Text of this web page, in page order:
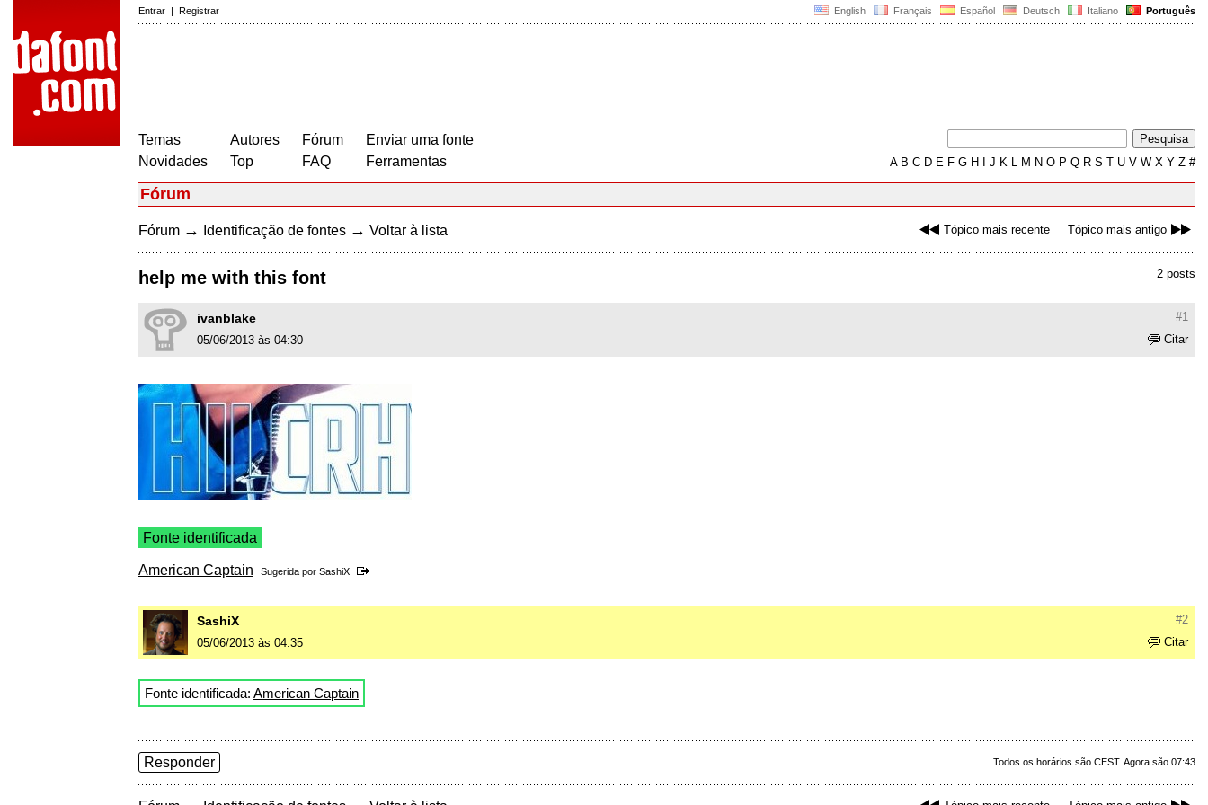
English Français Español Deutsch Italiano Português
Entrar | Registrar
Temas
Novidades
Autores
Top
Fórum
FAQ
Enviar uma fonte
Ferramentas
AB C D E F G H J K L M N O P Q R S T U V W X Y Z #
Fórum
Tópico mais recente Tópico mais antigo
Fórum → Identificação de fontes → Voltar à lista
2 posts
help me with this font
#1
ivanblake
Citar
05/06/2013 às 04:30
Fonte identificada
American Captain Sugerida por SashiX
#2
SashiX
Citar
05/06/2013 às 04:35
Fonte identificada: American Captain
Todos os horários são CEST. Agora são 07:43
Responder